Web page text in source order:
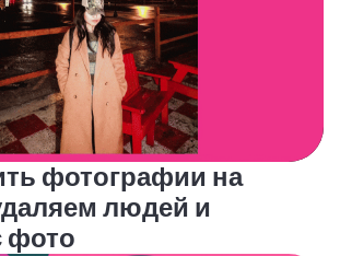
фотографии на
людей и
фото